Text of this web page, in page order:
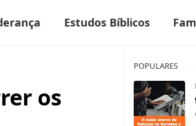
Estudos Bíblicos
os
POPULARES